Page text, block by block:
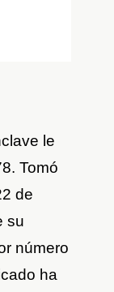
le
Tomó
de
su
número
ha